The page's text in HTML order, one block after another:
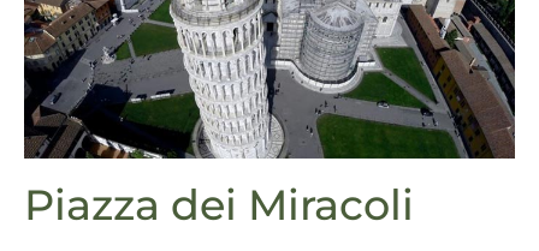
Piazza dei Miracoli